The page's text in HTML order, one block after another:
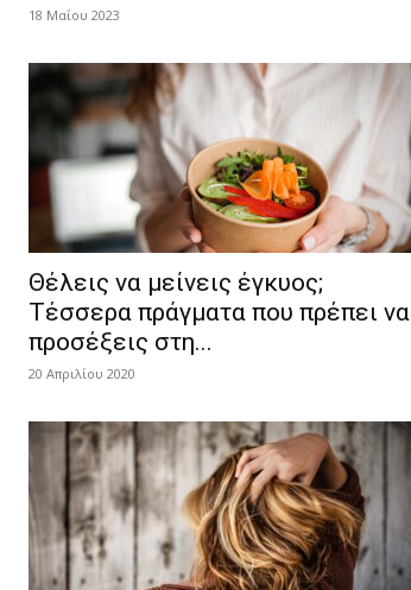
18 Μαΐου 2023
Θέλεις να μείνεις έγκυος;
Τέσσερα πράγματα που πρέπει να
προσέξεις στη...
20 Απριλίου 2020